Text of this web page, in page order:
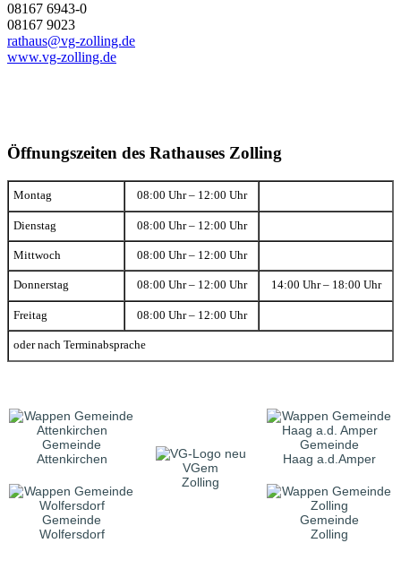
08167 6943-0
08167 9023
rathaus@vg-zolling.de
www.vg-zolling.de
Öffnungszeiten des Rathauses Zolling
Montag 08:00 Uhr – 12:00 Uhr
Dienstag 08:00 Uhr – 12:00 Uhr
Mittwoch 08:00 Uhr – 12:00 Uhr
Donnerstag 08:00 Uhr – 12:00 Uhr 14:00 Uhr – 18:00 Uhr
Freitag 08:00 Uhr – 12:00 Uhr
oder nach Terminabsprache
Gemeinde
Attenkirchen
VGem
Zolling
Gemeinde
Haag a.d.Amper
Gemeinde
Wolfersdorf
Gemeinde
Zolling